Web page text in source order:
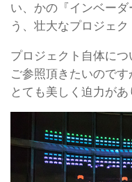
い、かの『インベー
う、壮大なプロジェク
プロジェクト自体に
ご参照頂きたいのです
とても美しく迫力があ